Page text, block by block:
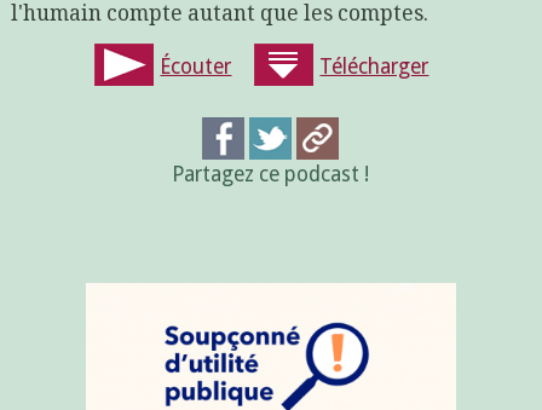
l'humain compte autant que les comptes.
Écouter Télécharger
Partagez ce podcast !